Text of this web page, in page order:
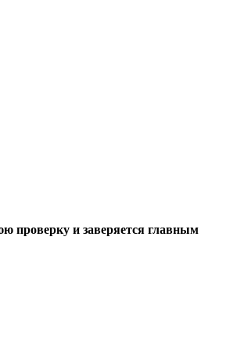
проверку и заверяется главным